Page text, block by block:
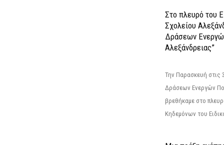
Στο πλευρό του
Σχολείου
Δράσεων
Αλεξάνδρειας”
Την Παρασκευή
Δράσεων Ενεργών
βρεθήκαμε στο
Κηδεμόνων του